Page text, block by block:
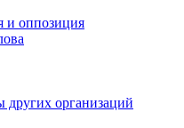
и оппозиция
других организаций